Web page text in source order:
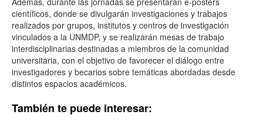
científicos, donde se divulgarán investigaciones y trabajos
realizados por grupos, institutos y centros de investigación
vinculados a la UNMDP, y se realizarán mesas de trabajo
interdisciplinarias destinadas a miembros de la comunidad
universitaria, con el objetivo de favorecer el diálogo entre
investigadores y becarios sobre temáticas abordadas desde
distintos espacios académicos.
También te puede interesar: